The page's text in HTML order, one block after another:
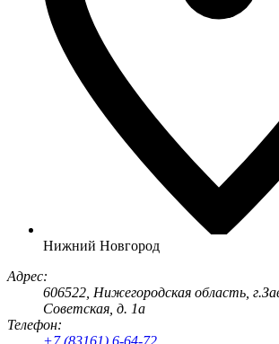
Нижний Новгород
Адрес:
606522 , Нижегородская область, г.
Советская, д. 1а
Телефон: